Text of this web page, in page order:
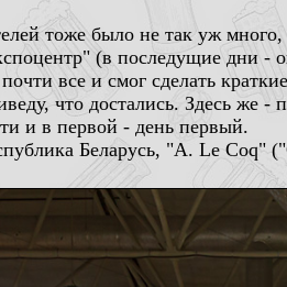
тоже было не так уж
(в последущие дни -
все и смог сделать
что достались. Здесь же
и в первой - день первый.
Беларусь, "A. Le Coq"